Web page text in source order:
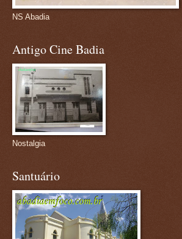
NS Abadia
Antigo Cine Badia
Nostalgia
Santuário